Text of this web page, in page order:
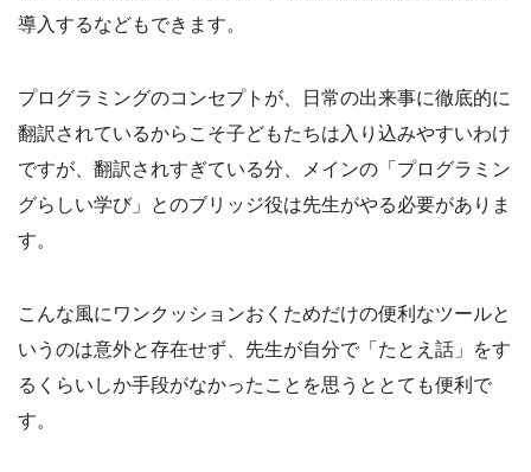
導入するなどもできます。
プログラミングのコンセプトが、日常の出来事に徹底的に
翻訳されているからこそ子どもたちは入り込みやすいわけ
ですが、翻訳されすぎている分、メインの「プログラミン
グらしい学び」とのブリッジ役は先生がやる必要がありま
す。
こんな風にワンクッションおくためだけの便利なツールと
いうのは意外と存在せず、先生が自分で「たとえ話」をす
るくらいしか手段がなかったことを思うととても便利で
す。